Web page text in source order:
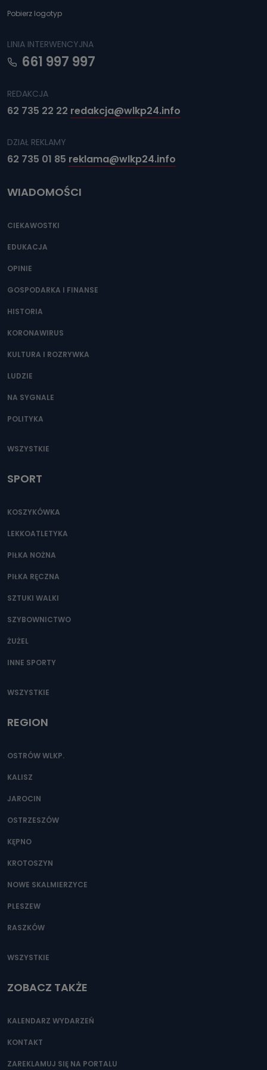
Pobierz logotyp
LINIA INTERWENCYJNA
661 997 997
REDAKCJA
62 735 22 22 redakcja@wlkp24.info
DZIAŁ REKLAMY
62 735 01 85 reklama@wlkp24.info
WIADOMOŚCI
CIEKAWOSTKI
EDUKACJA
OPINIE
GOSPODARKA I FINANSE
HISTORIA
KORONAWIRUS
KULTURA I ROZRYWKA
LUDZIE
NA SYGNALE
POLITYKA
WSZYSTKIE
SPORT
KOSZYKÓWKA
LEKKOATLETYKA
PIŁKA NOŻNA
PIŁKA RĘCZNA
SZTUKI WALKI
SZYBOWNICTWO
ŻUŻEL
INNE SPORTY
WSZYSTKIE
REGION
OSTRÓW WLKP.
KALISZ
JAROCIN
OSTRZESZÓW
KĘPNO
KROTOSZYN
NOWE SKALMIERZYCE
PLESZEW
RASZKÓW
WSZYSTKIE
ZOBACZ TAKŻE
KALENDARZ WYDARZEŃ
KONTAKT
ZAREKLAMUJ SIĘ NA PORTALU